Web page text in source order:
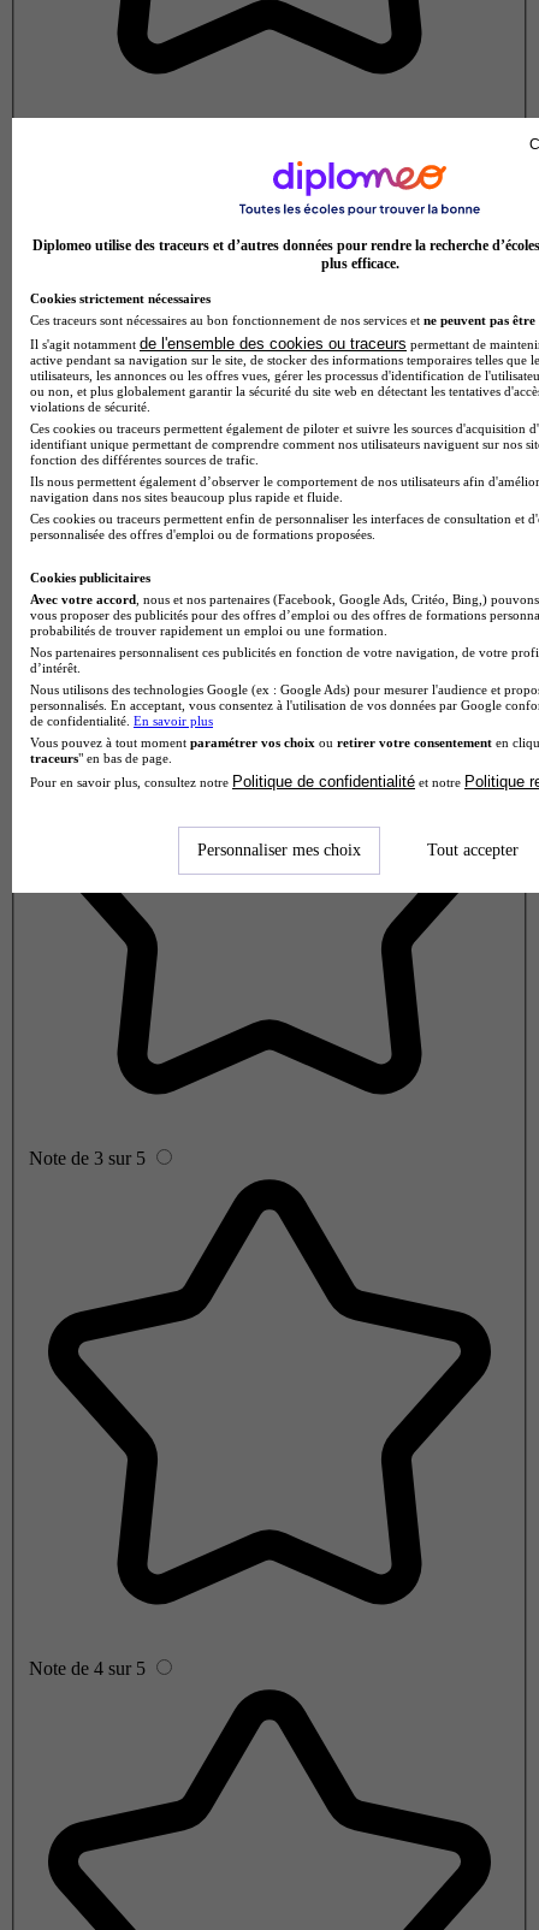
Note de 2 sur 5
Note de 3 sur 5
Note de 4 sur 5
Diplomeo utilise des traceurs et d’autres données pour rendre la recherche
plus efficace.
Cookies strictement nécessaires
Ces traceurs sont nécessaires au bon fonctionnement de nos services et ne peuvent pas être
Il s'agit notamment de l'ensemble des cookies ou traceurs permettant de
active pendant sa navigation sur le site, de stocker des informations temporaires telles que
utilisateurs, les annonces ou les offres vues, gérer les processus d'identification de
ou non, et plus globalement garantir la sécurité du site web en détectant les tentatives
violations de sécurité.
Ces cookies ou traceurs permettent également de piloter et suivre les sources d'acquisition
identifiant unique permettant de comprendre comment nos utilisateurs naviguent sur nos
fonction des différentes sources de trafic.
Ils nous permettent également d’observer le comportement de nos utilisateurs afin
navigation dans nos sites beaucoup plus rapide et fluide.
Ces cookies ou traceurs permettent enfin de personnaliser les interfaces de consultation et
personnalisée des offres d'emploi ou de formations proposées.
Cookies publicitaires
Avec votre accord , nous et nos partenaires (Facebook, Google Ads, Critéo, Bing,)
vous proposer des publicités pour des offres d’emploi ou des offres de formations
probabilités de trouver rapidement un emploi ou une formation.
Nos partenaires personnalisent ces publicités en fonction de votre navigation, de votre
d’intérêt.
Nous utilisons des technologies Google (ex : Google Ads) pour mesurer l'audience et
personnalisés. En acceptant, vous consentez à l'utilisation de vos données par Google
de confidentialité. En savoir plus
Vous pouvez à tout moment paramétrer vos choix ou retirer votre consentement en
traceurs" en bas de page.
Pour en savoir plus, consultez notre Politique de confidentialité et notre Politique
Personnaliser mes choix Tout accepter